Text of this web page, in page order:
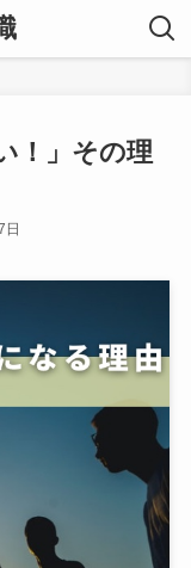
！」その理
日